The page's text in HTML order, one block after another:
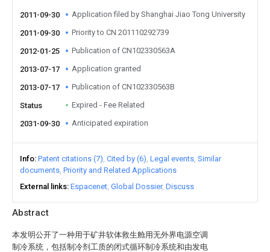
Abstract
本发明公开了一种用于矿井软体救生舱用无外界电源空调
制冷系统，包括制冷剂工质的闭式循环制冷系统和由发电
2011-09-30 Application filed by Shanghai Jiao Tong University
2011-09-30 Priority to CN 201110292739
2012-01-25 Publication of CN102330563A
2013-07-17 Application granted
2013-07-17 Publication of CN102330563B
Status Expired - Fee Related
2031-09-30 Anticipated expiration
Info Patent citations (7) Cited by (6) Legal events Similar
documents Priority and Related Applications
External links Espacenet Global Dossier Discuss